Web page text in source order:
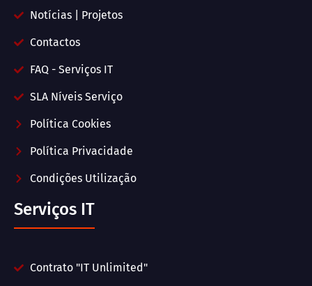
Notícias | Projetos
Contactos
FAQ - Serviços IT
SLA Níveis Serviço
Política Cookies
Política Privacidade
Condições Utilização
Serviços IT
Contrato "IT Unlimited"